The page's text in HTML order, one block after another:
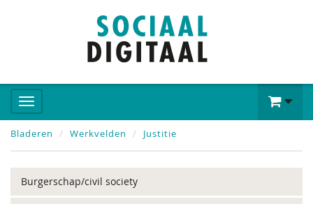
Bladeren Werkvelden Justitie
Burgerschap/civil society